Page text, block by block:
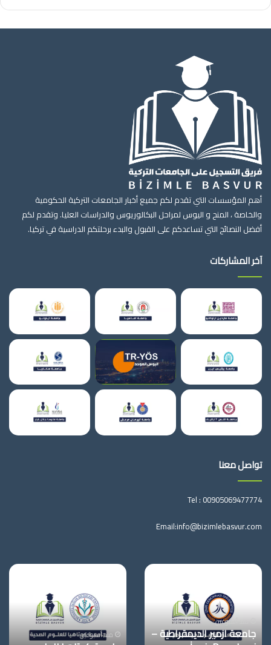
أهم المؤسسات التي تقدم لكم جميع أخبار الجامعات التركية الحكومية
والخاصة ، المنح و اليوس لمراحل البكالوريوس والدراسات العليا. وتقدم لكم
أفضل النصائح التي تساعدكم على القبول والبدء برحلتكم الدراسية في تركيا.
آخر المشاركات
تواصل معنا
Tel : 00905069477774
Email:info@bizimlebasvur.com
جامعة
الديمقراطية
–
İzmir
Demokrasi
منذ أسبوعين
جامعة ازمير الديمقراطية –
جامعة
الصحية
منذ أسبوعين